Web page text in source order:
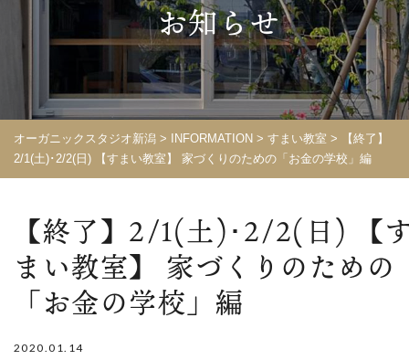
お知らせ
オーガニックスタジオ新潟 > INFORMATION > すまい教室 > 【終了】
2/1(土)･2/2(日) 【すまい教室】 家づくりのための「お金の学校」編
【終了】2/1(土)･2/2(日) 【
まい教室】 家づくりのための
「お金の学校」編
2020.01.14